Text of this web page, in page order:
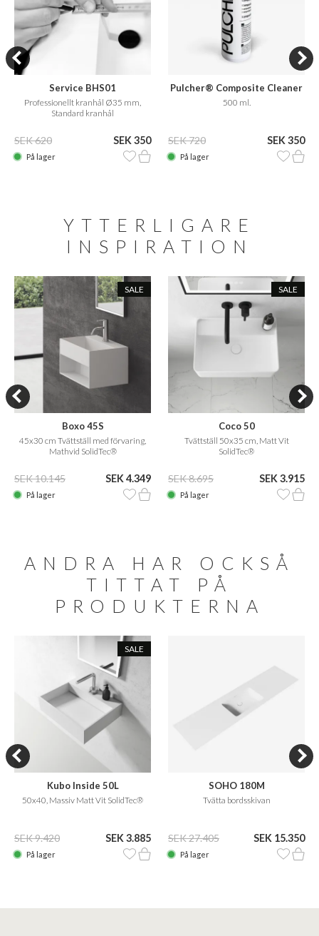
Service BHS01
Professionellt kranhål Ø35 mm,
Standard kranhål
SEK 620 SEK 350
På lager
Pulcher® Composite Cleaner
Care
500 ml.
SEK 720 SEK 350
På lager
YTTERLIGARE
INSPIRATION
SALE
Boxo 45S
45x30 cm Tvättställ med förvaring,
Mathvid SolidTec®
SEK 10.145 SEK 4.349
På lager
SALE
Coco 50
Tvättställ 50x35 cm, Matt Vit
SolidTec®
SEK 8.695 SEK 3.915
På lager
ANDRA HAR OCKSÅ
TITTAT PÅ
PRODUKTERNA
SALE
Kubo Inside 50L
50x40, Massiv Matt Vit SolidTec®
SEK 9.420 SEK 3.885
På lager
SOHO 180M
Tvätta bordsskivan
SEK 27.405 SEK 15.350
På lager